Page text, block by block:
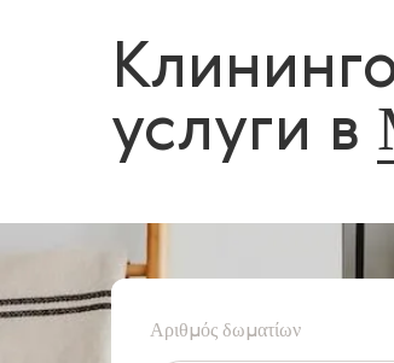
услуги в
Αριθμός δωματίων